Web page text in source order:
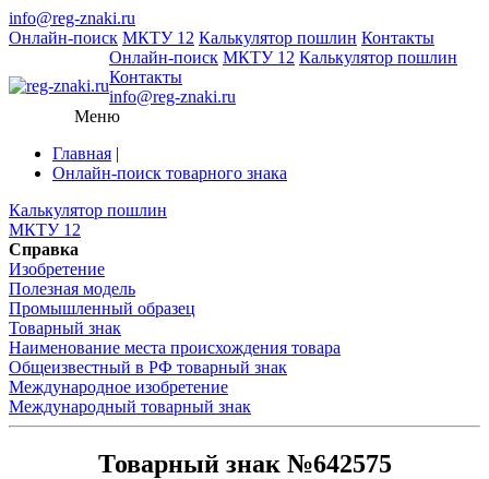
info@reg-znaki.ru
Онлайн-поиск МКТУ 12 Калькулятор пошлин Контакты
Онлайн-поиск МКТУ 12 Калькулятор пошлин
Контакты
info@reg-znaki.ru
Меню
Главная |
Онлайн-поиск товарного знака
Калькулятор пошлин
МКТУ 12
Справка
Изобретение
Полезная модель
Промышленный образец
Товарный знак
Наименование места происхождения товара
Общеизвестный в РФ товарный знак
Международное изобретение
Международный товарный знак
Товарный знак №642575